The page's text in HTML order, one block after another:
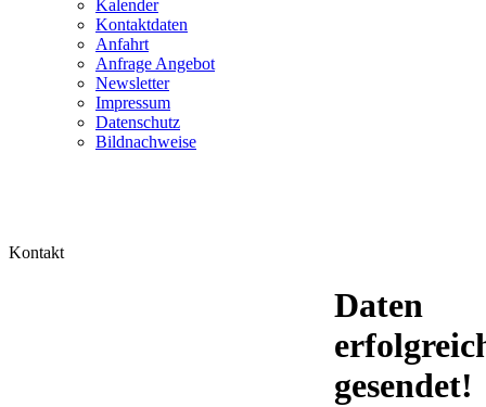
Kalender
Kontaktdaten
Anfahrt
Anfrage Angebot
Newsletter
Impressum
Datenschutz
Bildnachweise
Kontakt
Daten
gesendet!